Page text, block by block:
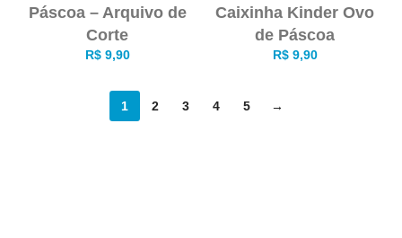
Páscoa – Arquivo de
Corte
R$9,90
Caixinha Kinder Ovo
de Páscoa
R$9,90
1 2 3 4 5 →